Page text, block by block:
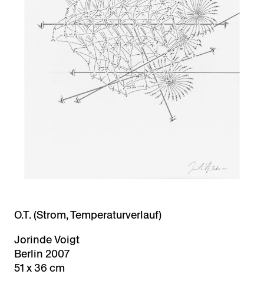
O.T. (Strom, Temperaturverlauf)
Jorinde Voigt
Berlin 2007
51 x 36 cm